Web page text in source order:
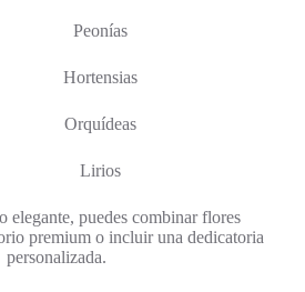
Peonías
Hortensias
Orquídeas
Lirios
elegante, puedes combinar flores
premium o incluir una dedicatoria
personalizada.